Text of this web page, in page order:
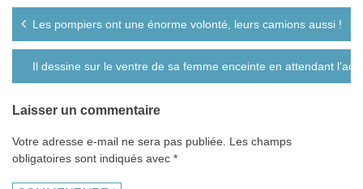
Navigation
l’article
Les pompiers ont une énorme volonté, leurs camions aussi !
Il dessine sur le ventre de sa femme enceinte en attendant
Laisser un commentaire
Votre adresse e-mail ne sera pas publiée.
Les champs
obligatoires sont indiqués avec *